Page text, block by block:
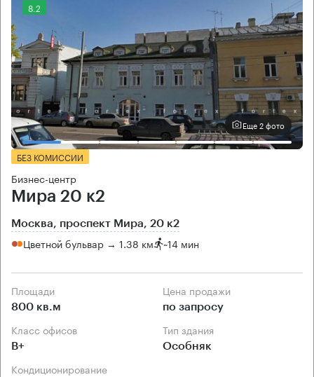
8.2
Еще 2 фото
БЕЗ КОМИССИИ
Бизнес-центр
Мира 20 к2
Москва, проспект Мира, 20 к2
Цветной бульвар → 1.38 км ~14 мин
Площади
800 кв.м
Цена продажи
по запросу
Класс офисов
B+
Тип здания
Особняк
Кондиционирование